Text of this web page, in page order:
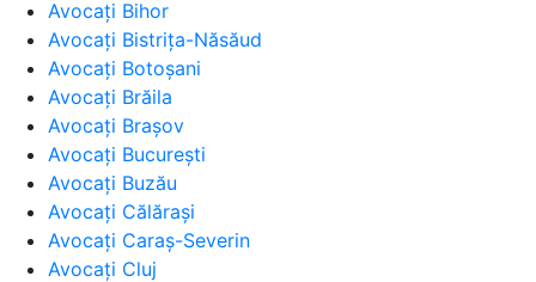
Avocați Bihor
Avocați Bistrița-Năsăud
Avocați Botoșani
Avocați Brăila
Avocați Brașov
Avocați București
Avocați Buzău
Avocați Călărași
Avocați Caraș-Severin
Avocați Cluj